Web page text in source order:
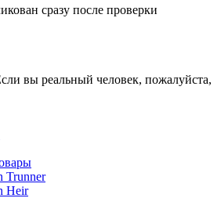
сразу после проверки
вы реальный человек, пожалуйста,
Trunner
Heir